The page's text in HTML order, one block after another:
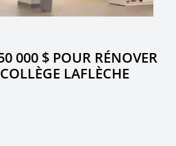
000 $ POUR RÉNOVER
LAFLÈCHE